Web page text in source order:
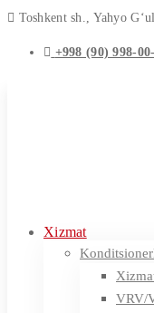
Toshkent sh., Yahyo
+998 (90) 998-
Xizmat
VRV/